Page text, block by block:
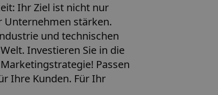
Ihr Ziel ist nicht nur
Unternehmen stärken.
und technischen
Investieren Sie in die
Passen
Ihre Kunden. Für Ihr